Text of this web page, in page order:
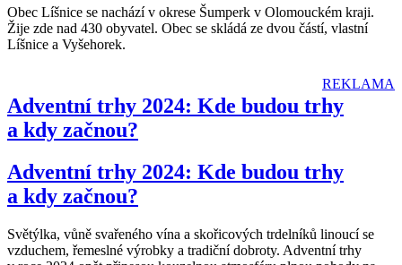
Obec Líšnice se nachází v okrese Šumperk v Olomouckém kraji.
Žije zde nad 430 obyvatel. Obec se skládá ze dvou částí, vlastní
Líšnice a Vyšehorek.
REKLAMA
Adventní trhy 2024: Kde budou trhy
a kdy začnou?
Adventní trhy 2024: Kde budou trhy
a kdy začnou?
Světýlka, vůně svařeného vína a skořicových trdelníků linoucí se
vzduchem, řemeslné výrobky a tradiční dobroty. Adventní trhy